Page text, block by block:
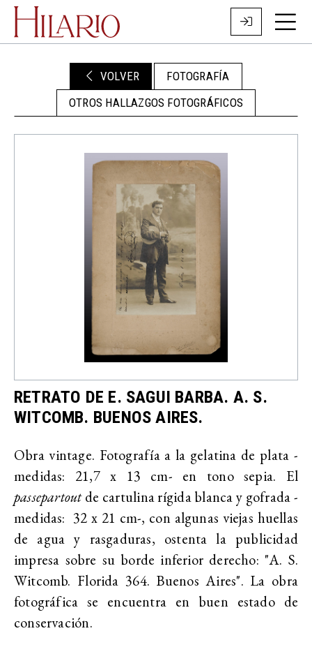
VOLVER
FOTOGRAFÍA
OTROS HALLAZGOS FOTOGRÁFICOS
RETRATO DE E. SAGUI BARBA. A. S.
WITCOMB. BUENOS AIRES.
Obra vintage. Fotografía a la gelatina de plata -
medidas: 21,7 x 13 cm- en tono sepia. El
passepartoutde cartulina rígida blanca y gofrada -
medidas: 32 x 21 cm-, con algunas viejas huellas
de agua y rasgaduras, ostenta la publicidad
impresa sobre su borde inferior derecho: "A. S.
Witcomb. Florida 364. Buenos Aires". La obra
fotográfica se encuentra en buen estado de
conservación.